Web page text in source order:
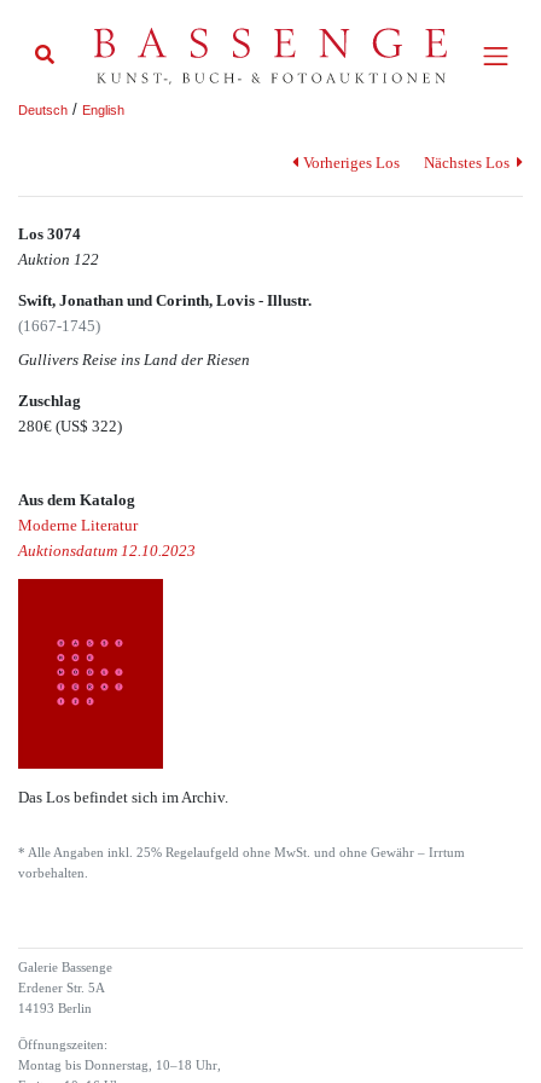
Deutsch / English
Vorheriges Los Nächstes Los
Los 3074
Auktion 122
Swift, Jonathan und Corinth, Lovis - Illustr.
(1667-1745)
Gullivers Reise ins Land der Riesen
Zuschlag
280€ (US$ 322)
Aus dem Katalog
Moderne Literatur
Auktionsdatum 12.10.2023
Das Los befindet sich im Archiv.
* Alle Angaben inkl. 25% Regelaufgeld ohne MwSt. und ohne Gewähr – Irrtum
vorbehalten.
Galerie Bassenge
Erdener Str. 5A
14193 Berlin
Öffnungszeiten:
Montag bis Donnerstag, 10–18 Uhr,